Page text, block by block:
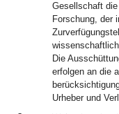
Gesellschaft
Forschung, der
Die
erfolgen an die
Urheber und